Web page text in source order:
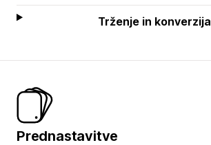
Trženje in konverzija
Prednastavitve